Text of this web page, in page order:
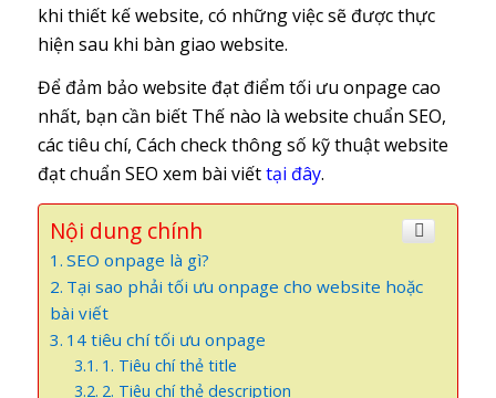
khi thiết kế website, có những việc sẽ được thực
hiện sau khi bàn giao website.
Để đảm bảo website đạt điểm tối ưu onpage cao
nhất, bạn cần biết Thế nào là website chuẩn SEO,
các tiêu chí, Cách check thông số kỹ thuật website
đạt chuẩn SEO xem bài viếttại đây.
Nội dung chính
SEO onpage là gì?
Tại sao phải tối ưu onpage cho website hoặc
bài viết
14 tiêu chí tối ưu onpage
1. Tiêu chí thẻ title
2. Tiêu chí thẻ description